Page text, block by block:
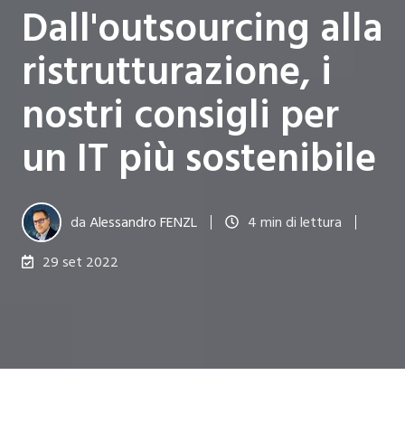
Dall'outsourcing alla
ristrutturazione, i
nostri consigli per
un IT più sostenibile
daAlessandro FENZL 4 min di lettura
29 set 2022